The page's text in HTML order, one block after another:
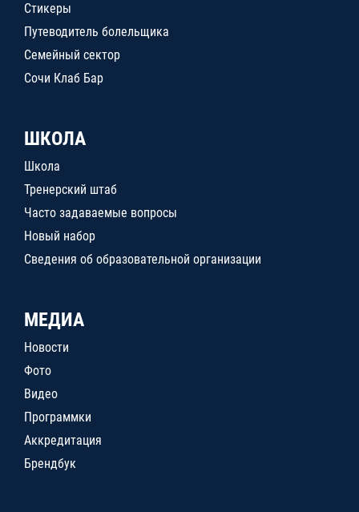
Стикеры
Путеводитель болельщика
Семейный сектор
Сочи Клаб Бар
ШКОЛА
Школа
Тренерский штаб
Часто задаваемые вопросы
Новый набор
Сведения об образовательной организации
МЕДИА
Новости
Фото
Видео
Программки
Аккредитация
Брендбук